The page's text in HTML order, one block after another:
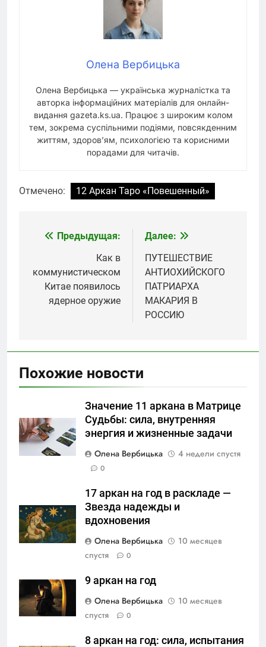
Олена Вербицька
Олена Вербицька — українська журналістка та
авторка інформаційних матеріалів для онлайн-
видання gazeta.ks.ua. Працює з широким колом
тем, зокрема суспільними подіями, повсякденним
життям, здоров’ям, психологією та корисними
порадами для читачів.
Отмечено: 12 Аркан Таро «Повешенный»
Навигация
записям
Предыдущая:
Как в
коммунистическом
Китае появилось
ядерное оружие
Далее:
ПУТЕШЕСТВИЕ
АНТИОХИЙСКОГО
ПАТРИАРХА
МАКАРИЯ В
РОССИЮ
Похожие новости
Значение 11 аркана в Матрице
Судьбы: сила, внутренняя
энергия и жизненные задачи
Олена Вербицька
4 недели спустя
0
17 аркан на год в раскладе —
Звезда надежды и
вдохновения
Олена Вербицька
10 месяцев
спустя
0
9 аркан на год
Олена Вербицька
10 месяцев
спустя
0
8 аркан на год: сила, испытания